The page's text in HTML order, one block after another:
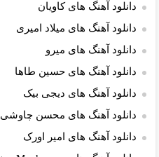
دانلود آهنگ های کاویان
دانلود آهنگ های میلاد امیری
دانلود آهنگ های میرو
دانلود آهنگ های حسین طاها
دانلود آهنگ های دیجی بیک
دانلود آهنگ های محسن چاوشی
دانلود آهنگ های امیر اورک